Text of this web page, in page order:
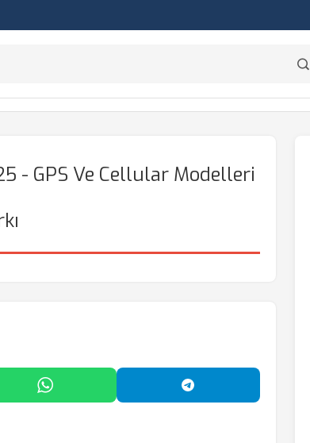
- GPS Ve Cellular Modelleri
WhatsApp'ta Paylaş Telegram'da Paylaş